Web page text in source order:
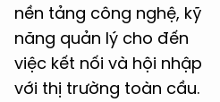
nền tảng công nghệ, kỹ
năng quản lý cho đến
việc kết nối và hội nhập
với thị trường toàn cầu.